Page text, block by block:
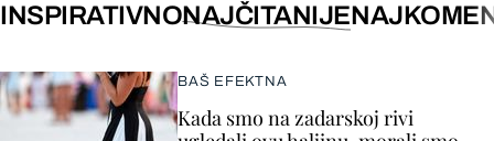
INSPIRATIVNONAJČITANIJE
BAŠ EFEKTNA
Kada smo na zadarskoj rivi